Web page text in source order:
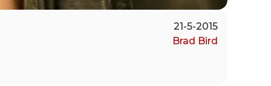
21-5-2015
Brad Bird